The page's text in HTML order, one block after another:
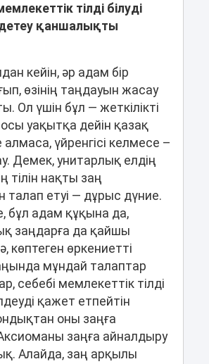
тілді білуді
қаншалықты
кейін, әр адам бір
өзінің таңдауын жасау
Ол үшін бұл ― жеткілікті
уақытқа дейін қазақ
алмаса, үйренгісі келмесе –
Демек, унитарлық елдің
тілін нақты заң
талап етуі ― дұрыс дүние.
бұл адам құқына да,
заңдарға да қайшы
көптеген өркениетті
мұндай талаптар
себебі мемлекеттік тілді
қажет етпейтін
оны заңға
Аксиоманы заңға айналдыру
Алайда, заң арқылы